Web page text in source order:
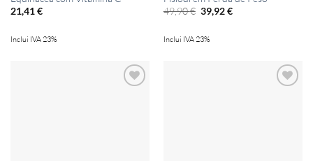
21,41€
Inclui IVA 23%
49,90€ O
preço
era:
39,92€O
Inclui IVA 23%